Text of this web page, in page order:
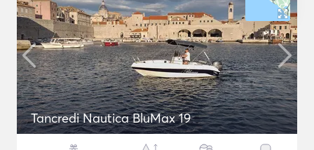
Tancredi Nautica BluMax 19